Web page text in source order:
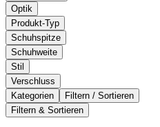
Optik
Produkt-Typ
Schuhspitze
Schuhweite
Stil
Verschluss
Kategorien
Filtern / Sortieren
Filtern & Sortieren